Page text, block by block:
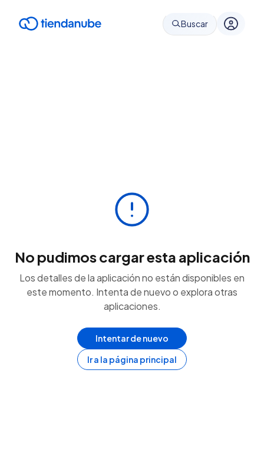
Buscar
No pudimos cargar esta aplicación
Los detalles de la aplicación no están disponibles en
este momento. Intenta de nuevo o explora otras
aplicaciones.
Intentar de nuevo
Ir a la página principal